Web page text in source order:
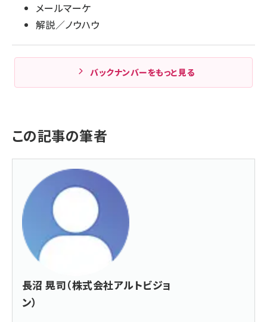
メールマーケ
解説／ノウハウ
バックナンバーをもっと見る
この記事の筆者
長沼 晃司（株式会社アルトビジョ
ン）